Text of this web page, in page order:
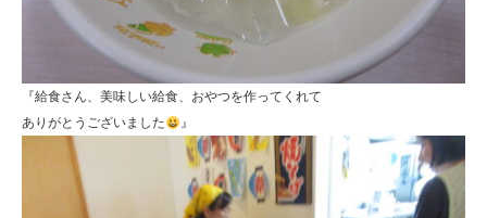
『給食さん、美味しい給食、おやつを作ってくれて
ありがとうございました
』